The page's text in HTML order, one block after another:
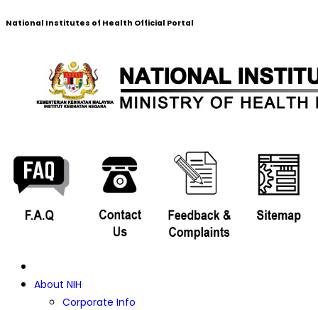
National Institutes of Health Official Portal
About NIH
Corporate Info